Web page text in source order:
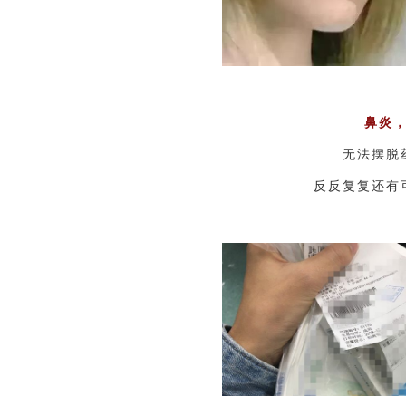
鼻炎
无法摆脱
反反复复还有